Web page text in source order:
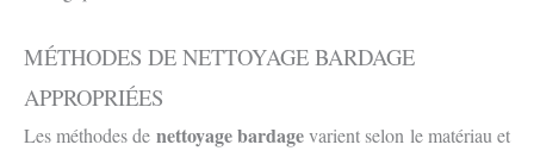
MÉTHODES DE NETTOYAGE BARDAGE
APPROPRIÉES
Les méthodes de nettoyage bardagevarient selon le matériau et